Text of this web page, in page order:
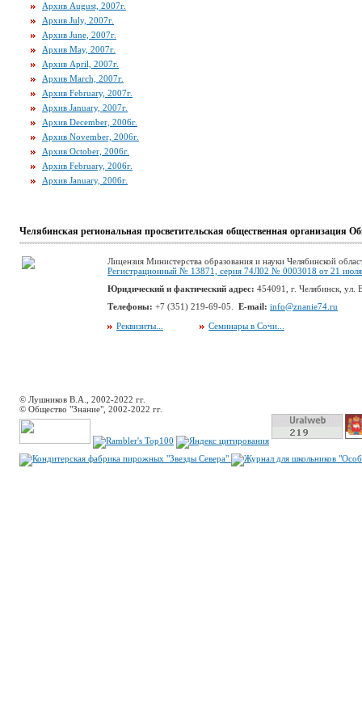
Архив August, 2007г.
Архив July, 2007г.
Архив June, 2007г.
Архив May, 2007г.
Архив April, 2007г.
Архив March, 2007г.
Архив February, 2007г.
Архив January, 2007г.
Архив December, 2006г.
Архив November, 2006г.
Архив October, 2006г.
Архив February, 2006г.
Архив January, 2006г.
Челябинская региональная просветительская общественная организация
Лицензия Министерства образования и науки Челябинской
Регистрационный № 13871, серия 74Л02 № 0003018 от 21
Юридический и фактический адрес: 454091, г. Челябинск, ул.
Телефоны: +7 (351) 219-69-05. E-mail: info@znanie74.ru
Реквизиты...
Семинары в Сочи...
© Лушников В.А., 2002-2022 гг.
© Общество "Знание", 2002-2022 гг.